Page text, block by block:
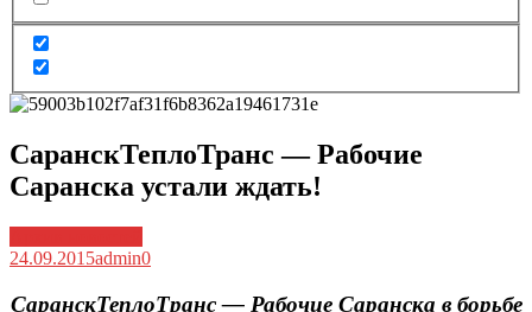
СаранскТеплоТранс — Рабочие
Саранска устали ждать!
24.09.2015admin0
СаранскТеплоТранс — Рабочие Саранска в борьбе